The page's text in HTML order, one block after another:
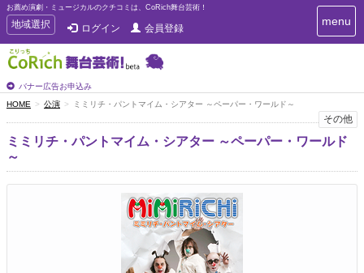
お薦め演劇・ミュージカルのクチコミは、CoRich舞台芸術！
T
o
g
g
e
n
a
v
i
g
a
地域選択 ログイン 会員登録
バナー広告お申込み
T
o
n
v
g
menu
HOME 公演 ミミリチ・パントマイム・シアター ～ペーパー・ワールド～
その他
ミミリチ・パントマイム・シアター ～ペーパー・ワールド
～